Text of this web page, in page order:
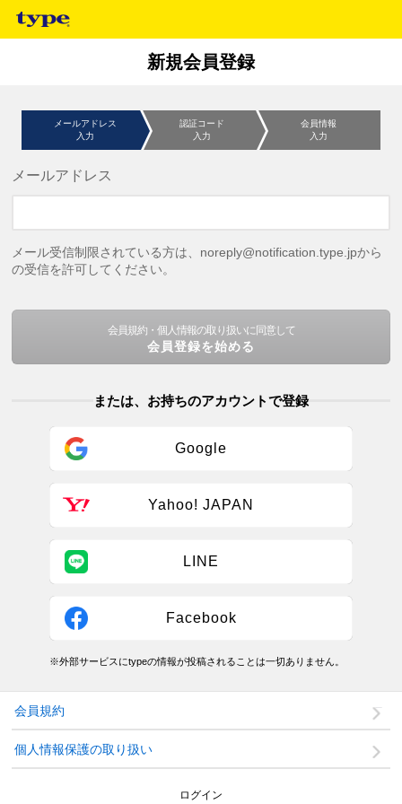
新規会員登録
メールアドレス
入力
認証コード
入力
会員情報
入力
メールアドレス
メール受信制限されている方は、noreply@notification.type.jpから
の受信を許可してください。
会員規約・個人情報の取り扱いに同意して
会員登録を始める
または、お持ちのアカウントで登録
Google
Yahoo! JAPAN
LINE
Facebook
※外部サービスにtypeの情報が投稿されることは一切ありません。
会員規約
個人情報保護の取り扱い
ログイン